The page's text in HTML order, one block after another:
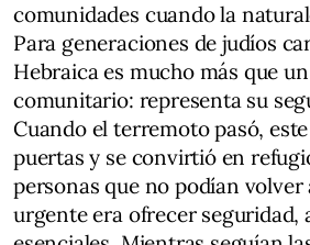
comunidades cuando la
Para generaciones de judíos
Hebraica es mucho más que
comunitario: representa su
Cuando el terremoto pasó,
puertas y se convirtió en
personas que no podían volver
urgente era ofrecer seguridad,